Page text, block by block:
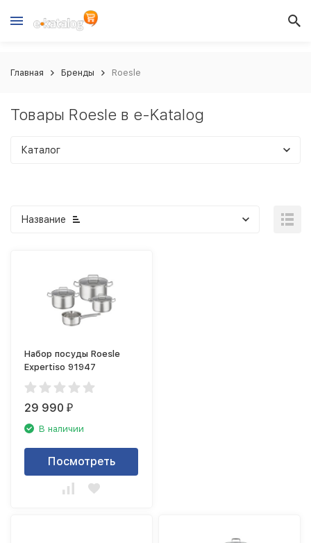
Главная Бренды Roesle
Товары Roesle в e-Katalog
Каталог
Название
Набор посуды Roesle
Expertiso 91947
29 990₽
В наличии
Посмотреть